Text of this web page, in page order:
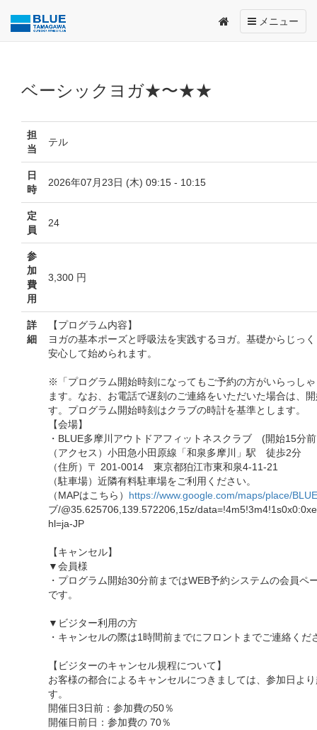
Toggle
navigation
メニュー
ベーシックヨガ★〜★★
担
当
テル
日
時
2026年07月23日 (木) 09:15 - 10:15
定
員
24
参
加
費
用
3,300 円
詳
細
【プログラム内容】
ヨガの基本ポーズと呼吸法を実践するヨガ。基礎からじっ
安心して始められます。
※「プログラム開始時刻になってもご予約の方がいらっし
ます。なお、お電話で遅刻のご連絡をいただいた場合は、
す。プログラム開始時刻はクラブの時計を基準とします。
【会場】
・BLUE多摩川アウトドアフィットネスクラブ (開始15分
（アクセス）小田急小田原線「和泉多摩川」駅 徒歩2分
（住所）〒 201-0014 東京都狛江市東和泉4-11-21
（駐車場）近隣有料駐車場をご利用ください。
（MAPはこちら） https://www.google.com/maps/place/BLUE
ブ/@35.625706,139.572206,15z/
hl=ja-JP
【キャンセル】
▼会員様
・プログラム開始30分前まではWEB予約システムの会員
です。
▼ビジター利用の方
・キャンセルの際は1時間前までにフロントまでご連絡くだ
【ビジターのキャンセル規程について】
お客様の都合によるキャンセルにつきましては、参加日よ
す。
開催日3日前：参加費の50％
開催日前日：参加費の 70％